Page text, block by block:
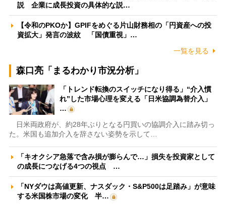
説 企業に成長投資の具体的な説…
【令和のPKOか】GPIFをめぐる片山財務相の「円資産への投
資拡大」発言の波紋 「国債重視」…
一覧を見る
森口亮「まるわかり市況分析」
「トレンド転換のスイッチになり得る」“介入慣
れ”した市場心理を変える「日米協調為替介入」
…
日米両政府が、約28年ぶりとなる円買いの協調介入に踏み切っ
た。米国も追加介入を辞さない姿勢を示して…
「キオクシア急落で含み損が膨らんで…」損失を投資家として
の成長につなげる4つの視点 …
「NYダウは高値更新、ナスダック・S&P500は足踏み」が意味
する米国株市場の変化 半…